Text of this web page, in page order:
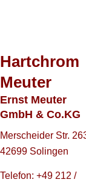
Hartchrom
Meuter
Ernst Meuter
GmbH & Co.KG
Merscheider Str.
42699 Solingen
Telefon: +49 212 /